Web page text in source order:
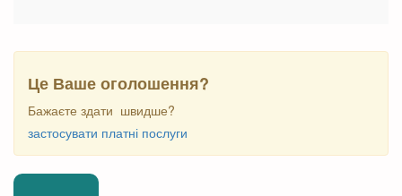
Це Ваше оголошення?
Бажаєте здати швидше?
застосувати платні послуги